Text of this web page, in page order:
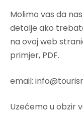
Molimo vas da
detalje ako
na ovoj web
primjer, PDF.
email:
Uzećemo u obzir